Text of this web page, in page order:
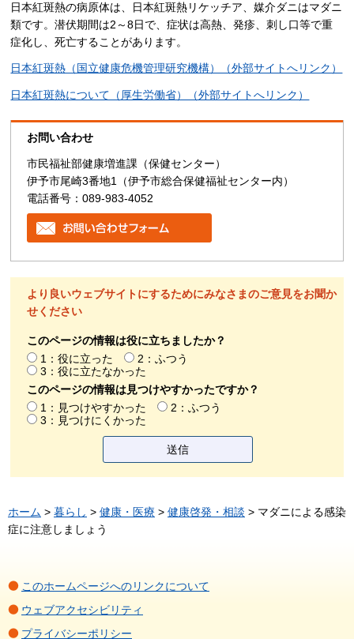
日本紅斑熱の病原体は、日本紅斑熱リケッチア、媒介ダニはマダニ
類です。潜伏期間は2～8日で、症状は高熱、発疹、刺し口等で重
症化し、死亡することがあります。
日本紅斑熱（国立健康危機管理研究機構）（外部サイトへリンク）
日本紅斑熱について（厚生労働省）（外部サイトへリンク）
お問い合わせ
市民福祉部健康増進課（保健センター）
伊予市尾崎3番地1（伊予市総合保健福祉センター内）
電話番号：089-983-4052
より良いウェブサイトにするためにみなさまのご意見をお聞か
せください
このページの情報は役に立ちましたか？
1：役に立った
2：ふつう
3：役に立たなかった
このページの情報は見つけやすかったですか？
1：見つけやすかった
2：ふつう
3：見つけにくかった
ホーム > 暮らし > 健康・医療 > 健康啓発・相談 > マダニによる感染
症に注意しましょう
このホームページへのリンクについて
ウェブアクセシビリティ
プライバシーポリシー